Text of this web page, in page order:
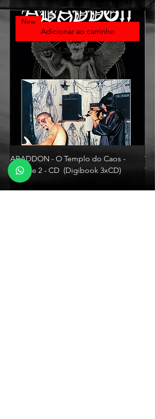
Adicionar ao carrinho
New
ABADDON - O Templo do Caos -
Volume 2 - CD (Digibook 3xCD)
Preço
R$ 130,00